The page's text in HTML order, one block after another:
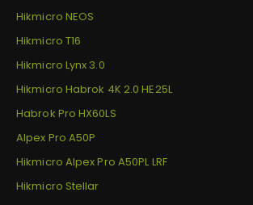
Hikmicro NEOS
Hikmicro T16
Hikmicro Lynx 3.0
Hikmicro Habrok 4K 2.0 HE25L
Habrok Pro HX60LS
Alpex Pro A50P
Hikmicro Alpex Pro A50PL LRF
Hikmicro Stellar